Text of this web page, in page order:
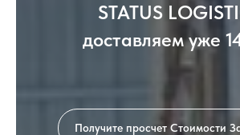
STATUS
доставляем уже
Получите просчет Стоимости